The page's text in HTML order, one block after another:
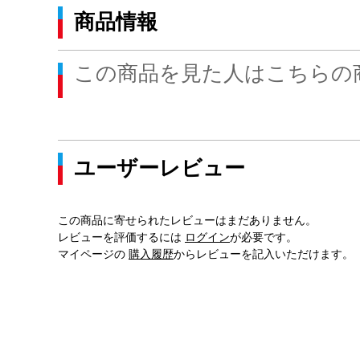
商品情報
この商品を見た人はこちら
ユーザーレビュー
この商品に寄せられたレビューはまだありません。
レビューを評価するには ログインが必要です。
マイページの 購入履歴からレビューを記入いただけます。